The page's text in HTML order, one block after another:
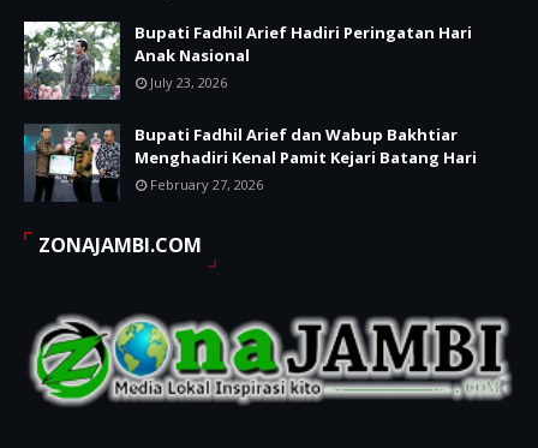
Bupati Fadhil Arief Hadiri Peringatan Hari
Anak Nasional
July 23, 2026
Bupati Fadhil Arief dan Wabup Bakhtiar
Menghadiri Kenal Pamit Kejari Batang Hari
February 27, 2026
ZONAJAMBI.COM